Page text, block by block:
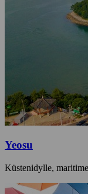
Yeosu
Küstenidylle,